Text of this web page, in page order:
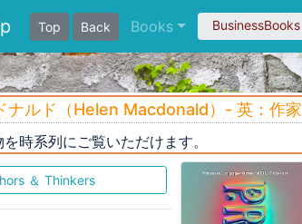
Top Back Books BusinessBooks
ナルド（Helen Macdonald）- 英：作家
時系列にご覧いただけます。
＆ Thinkers